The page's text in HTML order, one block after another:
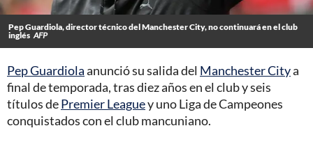
Pep Guardiola, director técnico del Manchester City, no continuará en el club
inglés AFP
Pep Guardiolaanunció su salida del Manchester Citya
final de temporada, tras diez años en el club y seis
títulos dePremier Leaguey uno Liga de Campeones
conquistados con el club mancuniano.